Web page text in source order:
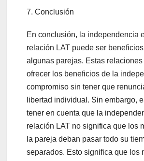
7. Conclusión
En conclusión, la independencia
relación LAT puede ser
algunas parejas. Estas
ofrecer los beneficios de la
compromiso sin tener que
libertad individual. Sin embargo,
tener en cuenta que la
relación LAT no significa que los
la pareja deban pasar todo su
separados. Esto significa que los